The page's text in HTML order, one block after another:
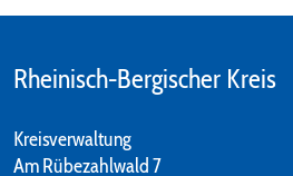
Rheinisch-Bergischer Kreis
Kreisverwaltung
Am Rübezahlwald 7